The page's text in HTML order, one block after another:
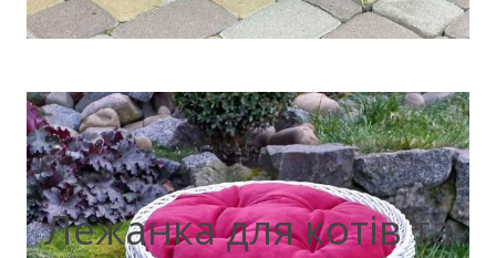
Лежанка для котів та